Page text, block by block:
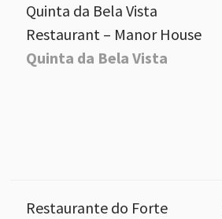
Quinta da Bela Vista
Restaurant – Manor House
Quinta da Bela Vista
Restaurante do Forte